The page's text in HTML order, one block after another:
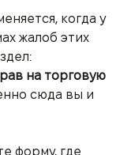
когда у
жалоб этих
на торговую
сюда вы и
форму, где